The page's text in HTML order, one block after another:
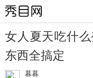
女人夏天吃什
东西全搞定
暮暮